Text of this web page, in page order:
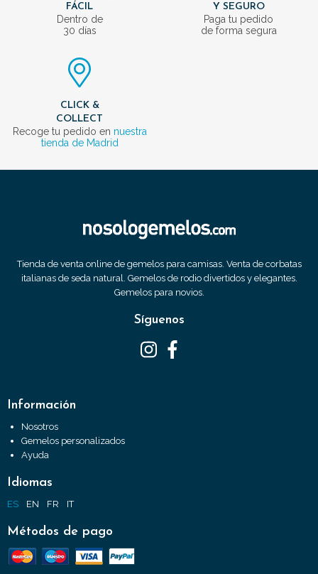
FÁCIL
Dentro de
30 días
Y SEGURO
Paga tu pedido
de forma segura
CLICK &
COLLECT
Recoge tu pedido en nuestra
tienda de Madrid
Tienda de venta online de gemelos para camisas. Venta de corbatas
italianas de seda natural. Gemelos de rodio divertidos y elegantes.
Gemelos para novios.
Síguenos
Información
Nosotros
Gemelos personalizados
Ayuda
Idiomas
ES EN FR IT
Métodos de pago